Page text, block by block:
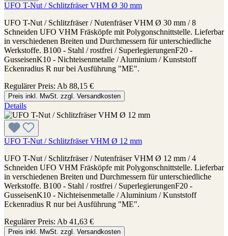
UFO T-Nut / Schlitzfräser VHM Ø 30 mm
UFO T-Nut / Schlitzfräser / Nutenfräser VHM Ø 30 mm / 8
Schneiden UFO VHM Fräsköpfe mit Polygonschnittstelle. Lieferbar
in verschiedenen Breiten und Durchmessern für unterschiedliche
Werkstoffe. B100 - Stahl / rostfrei / SuperlegierungenF20 -
GusseisenK10 - Nichteisenmetalle / Aluminium / Kunststoff
Eckenradius R nur bei Ausführung "ME".
Regulärer Preis: Ab 88,15 €
Preis inkl. MwSt. zzgl. Versandkosten
Details
UFO T-Nut / Schlitzfräser VHM Ø 12 mm
UFO T-Nut / Schlitzfräser / Nutenfräser VHM Ø 12 mm / 4
Schneiden UFO VHM Fräsköpfe mit Polygonschnittstelle. Lieferbar
in verschiedenen Breiten und Durchmessern für unterschiedliche
Werkstoffe. B100 - Stahl / rostfrei / SuperlegierungenF20 -
GusseisenK10 - Nichteisenmetalle / Aluminium / Kunststoff
Eckenradius R nur bei Ausführung "ME".
Regulärer Preis: Ab 41,63 €
Preis inkl. MwSt. zzgl. Versandkosten